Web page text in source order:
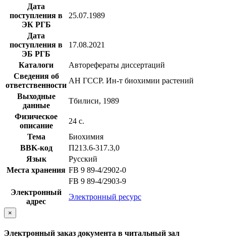
Дата
поступления в
ЭК РГБ
25.07.1989
Дата
поступления в
ЭБ РГБ
17.08.2021
Каталоги
Авторефераты диссертаций
Сведения об
ответственности
АН ГССР. Ин-т биохимии растений
Выходные
данные
Тбилиси, 1989
Физическое
описание
24 с.
Тема
Биохимия
BBK-код
П213.6-317.3,0
Язык
Русский
Места хранения FB 9 89-4/2902-0
FB 9 89-4/2903-9
Электронный
адрес
Электронный ресурс
×
Электронный заказ документа в читальный зал